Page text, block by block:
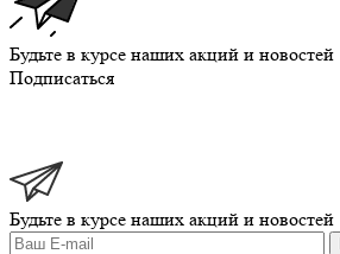
Будьте в курсе наших акций и новостей
Подписаться
Будьте в курсе наших акций и новостей